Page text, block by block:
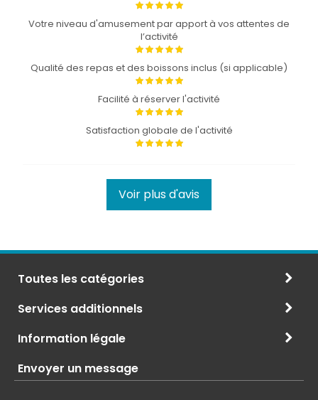
Votre niveau d'amusement par apport à vos attentes de
l’activité
Qualité des repas et des boissons inclus (si applicable)
Facilité à réserver l'activité
Satisfaction globale de l'activité
Voir plus d'avis
Toutes les catégories
Services additionnels
Information légale
Envoyer un message